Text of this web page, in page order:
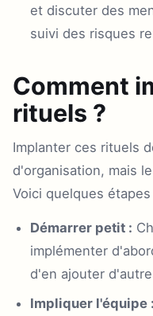
et discuter des
suivi des risques
Comment
rituels ?
Implanter ces rituels
d'organisation, mais
Voici quelques
Démarrer petit :
implémenter
d'en ajouter
Impliquer l'équipe :